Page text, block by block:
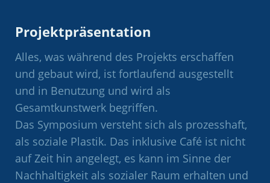
Projektpräsentation
Alles, was während des Projekts erschaffen
und gebaut wird, ist fortlaufend ausgestellt
und in Benutzung und wird als
Gesamtkunstwerk begriffen.
Das Symposium versteht sich als prozesshaft,
als soziale Plastik. Das inklusive Café ist nicht
auf Zeit hin angelegt, es kann im Sinne der
Nachhaltigkeit als sozialer Raum erhalten und